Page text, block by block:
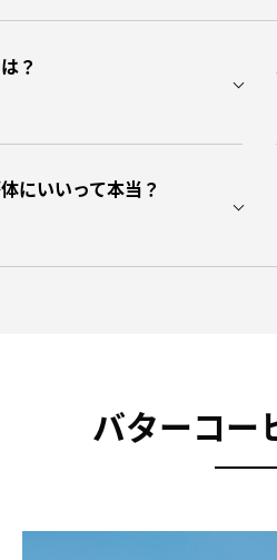
？
にいいって本当？
バターコー